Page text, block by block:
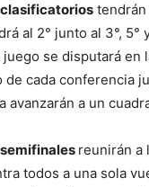
tendrán
al 2° junto al 3°,
se disputará
cada conferencia
avanzarán a un
reunirán a
todos a una sola